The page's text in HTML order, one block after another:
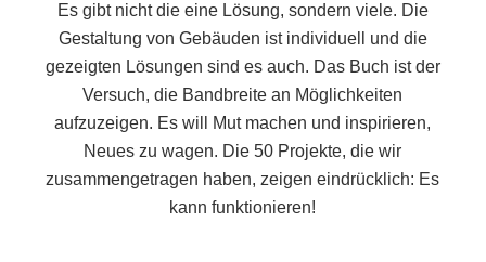
Es gibt nicht die eine Lösung, sondern viele. Die
Gestaltung von Gebäuden ist individuell und die
gezeigten Lösungen sind es auch. Das Buch ist der
Versuch, die Bandbreite an Möglichkeiten
aufzuzeigen. Es will Mut machen und inspirieren,
Neues zu wagen. Die 50 Projekte, die wir
zusammengetragen haben, zeigen eindrücklich: Es
kann funktionieren!